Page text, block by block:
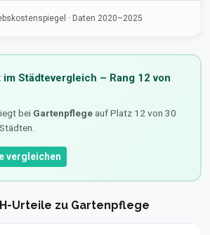
· Daten 2020–2025
Städtevergleich – Rang 12 von
bei Gartenpflegeauf Platz 12 von 30
vergleichen
Urteile zu Gartenpflege